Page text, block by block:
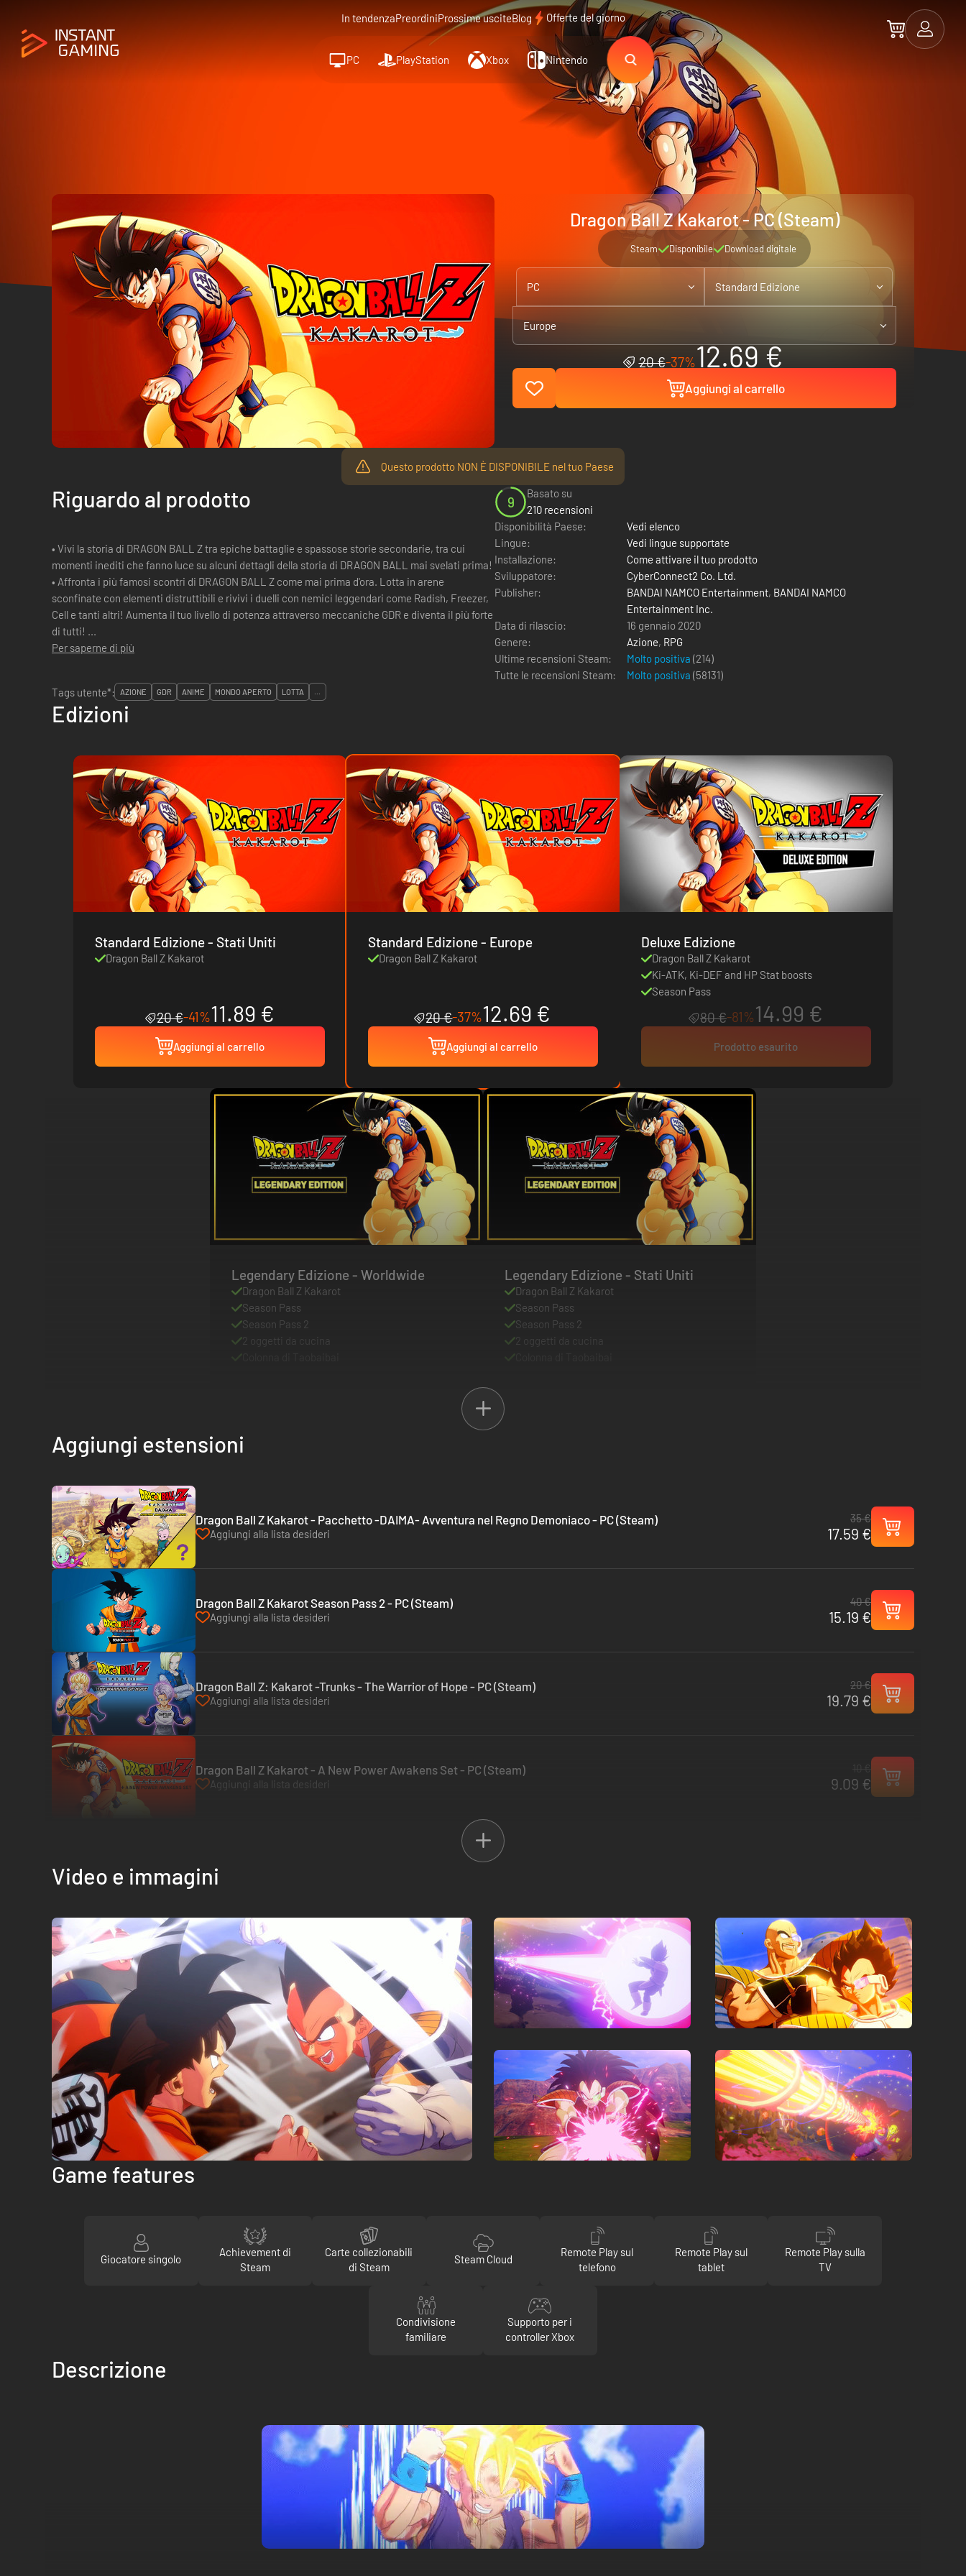
In tendenzaPreordiniProssime usciteBlog Offerte del giorno
PC PlayStation Xbox Nintendo
Dragon Ball Z Kakarot - PC (Steam)
Steam Disponibile Download digitale
PC Standard Edizione
Europe
20 €-37%12.69 €
Aggiungi al carrello
Questo prodotto NON È DISPONIBILE nel tuo Paese
Riguardo al prodotto
• Vivi la storia di DRAGON BALL Z tra epiche battaglie e spassose storie secondarie, tra cui
momenti inediti che fanno luce su alcuni dettagli della storia di DRAGON BALL mai svelati prima!
• Affronta i più famosi scontri di DRAGON BALL Z come mai prima d'ora. Lotta in arene
sconfinate con elementi distruttibili e rivivi i duelli con nemici leggendari come Radish, Freezer,
Cell e tanti altri! Aumenta il tuo livello di potenza attraverso meccaniche GDR e diventa il più forte
di tutti! ...
Per saperne di più
9
Basato su
210 recensioni
Disponibilità Paese:
Vedi elenco
Lingue:
Vedi lingue supportate
Installazione:
Come attivare il tuo prodotto
Sviluppatore:
CyberConnect2 Co. Ltd.
Publisher:
BANDAI NAMCO Entertainment, BANDAI NAMCO
Entertainment Inc.
Data di rilascio:
16 gennaio 2020
Genere:
Azione, RPG
Ultime recensioni Steam:
Molto positiva (214)
Tutte le recensioni Steam:
Molto positiva (58131)
Tags utente*:
AZIONE GDR ANIME MONDO APERTO LOTTA ...
Edizioni
Standard Edizione - Stati Uniti
Dragon Ball Z Kakarot
20 €-41%11.89 €
Aggiungi al carrello
Standard Edizione - Europe
Dragon Ball Z Kakarot
20 €-37%12.69 €
Aggiungi al carrello
Deluxe Edizione
Dragon Ball Z Kakarot
Ki-ATK, Ki-DEF and HP Stat boosts
Season Pass
80 €-81%14.99 €
Prodotto esaurito
Legendary Edizione - Worldwide
Dragon Ball Z Kakarot
Season Pass
Season Pass 2
2 oggetti da cucina
Legendary Edizione - Stati Uniti
Dragon Ball Z Kakarot
Season Pass
Season Pass 2
2 oggetti da cucina
Aggiungi estensioni
Dragon Ball Z Kakarot - Pacchetto -DAIMA- Avventura nel Regno Demoniaco - PC (Steam)
Aggiungi alla lista desideri
35 €
17.59 €
Dragon Ball Z Kakarot Season Pass 2 - PC (Steam)
Aggiungi alla lista desideri
40 €
15.19 €
Dragon Ball Z: Kakarot -Trunks - The Warrior of Hope - PC (Steam)
Aggiungi alla lista desideri
20 €
19.79 €
Dragon Ball Z Kakarot - A New Power Awakens Set - PC (Steam)
Aggiungi alla lista desideri 9.09 €
Video e immagini
Game features
Giocatore singolo
Achievement di
Steam
Carte collezionabili
di Steam
Steam Cloud
Remote Play sul
telefono
Remote Play sul
tablet
Remote Play sulla
TV
Condivisione
familiare
Supporto per i
controller Xbox
Descrizione